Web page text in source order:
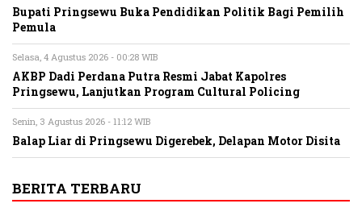
Bupati Pringsewu Buka Pendidikan Politik Bagi Pemilih
Pemula
Selasa, 4 Agustus 2026 - 00:28 WIB
AKBP Dadi Perdana Putra Resmi Jabat Kapolres
Pringsewu, Lanjutkan Program Cultural Policing
Senin, 3 Agustus 2026 - 11:12 WIB
Balap Liar di Pringsewu Digerebek, Delapan Motor Disita
BERITA TERBARU